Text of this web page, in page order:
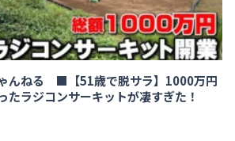
んねる ■【51歳で脱サラ】1000万円
たラジコンサーキットが凄すぎた！